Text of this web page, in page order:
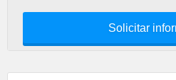
Solicitar